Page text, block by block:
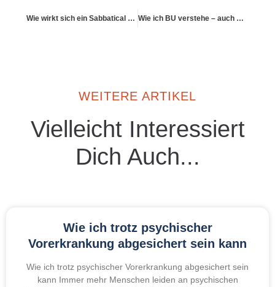
Wie wirkt sich ein Sabbatical auf den BU-Vertrag aus Wie ich BU verstehe – auch wenn ich kein Versicherungsprofi bin
WEITERE ARTIKEL
Vielleicht Interessiert
Dich Auch...
Wie ich trotz psychischer
Vorerkrankung abgesichert sein kann
Wie ich trotz psychischer Vorerkrankung abgesichert sein
kann Immer mehr Menschen leiden an psychischen